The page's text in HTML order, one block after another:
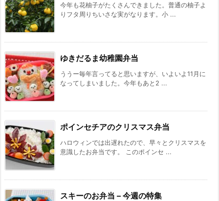
今年も花柚子がたくさんできました。普通の柚子よ
りフタ周りちいさな実がなります。小 ...
ゆきだるま幼稚園弁当
ううー毎年言ってると思いますが、いよいよ11月に
なってしまいました。今年もあと2 ...
ポインセチアのクリスマス弁当
ハロウィンでは出遅れたので、早々とクリスマスを
意識したお弁当です。 このポインセ ...
スキーのお弁当 – 今週の特集